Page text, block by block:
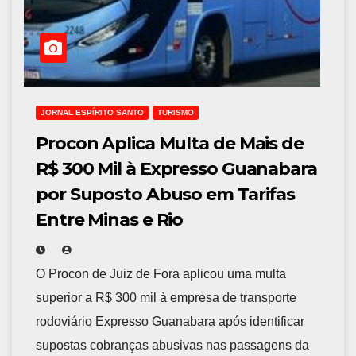
JORNAL ESPÍRITO SANTO TURISMO
Procon Aplica Multa de Mais de
R$ 300 Mil à Expresso Guanabara
por Suposto Abuso em Tarifas
Entre Minas e Rio
O Procon de Juiz de Fora aplicou uma multa
superior a R$ 300 mil à empresa de transporte
rodoviário Expresso Guanabara após identificar
supostas cobranças abusivas nas passagens da